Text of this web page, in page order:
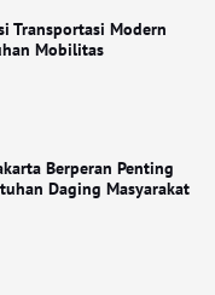
Transportasi Modern
Mobilitas
Berperan Penting
Daging Masyarakat